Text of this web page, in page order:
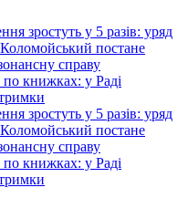
зростуть у 5 разів: уряд
Коломойський постане
справу
по книжках: у Раді
зростуть у 5 разів: уряд
Коломойський постане
справу
по книжках: у Раді